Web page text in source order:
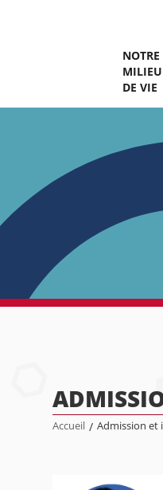
NOTRE
MILIEU
DE VIE
Accueil / Admission et